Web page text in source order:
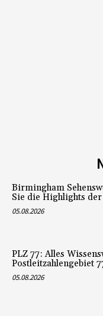
Birmingham
Sie die Highlights
05.08.2026
PLZ 77: Alles
Postleitzahlengebiet
05.08.2026